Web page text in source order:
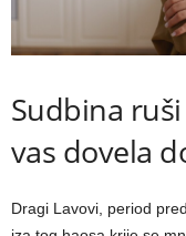
Sudbina
vas dovela
Dragi Lavovi, period